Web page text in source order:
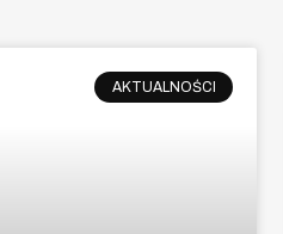
AKTUALNOŚCI